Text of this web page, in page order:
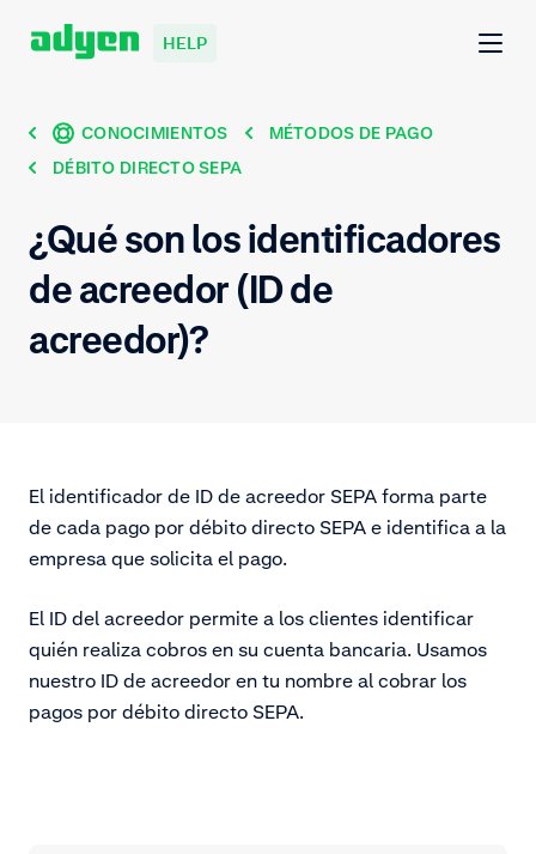
HELP
CONOCIMIENTOS
MÉTODOS DE PAGO
DÉBITO DIRECTO SEPA
¿Qué son los identificadores
de acreedor (ID de
acreedor)?
El identificador de ID de acreedor SEPA forma parte
de cada pago por débito directo SEPA e identifica a la
empresa que solicita el pago.
El ID del acreedor permite a los clientes identificar
quién realiza cobros en su cuenta bancaria. Usamos
nuestro ID de acreedor en tu nombre al cobrar los
pagos por débito directo SEPA.